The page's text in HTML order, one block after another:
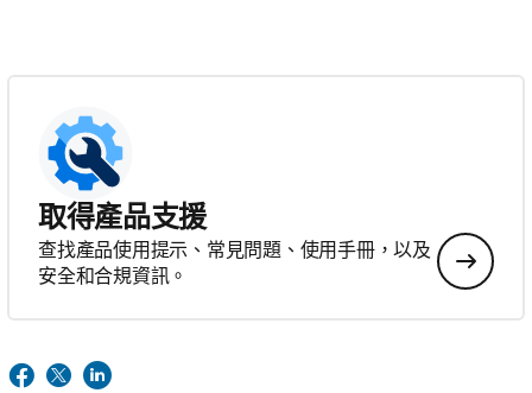
取得產品支援
查找產品使用提示、常見問題、使用手冊，以及
安全和合規資訊。